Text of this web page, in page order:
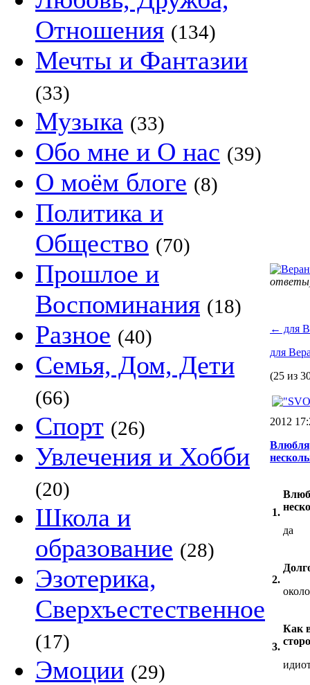
Отношения (134)
Мечты и Фантазии
(33)
Музыка (33)
Обо мне и О нас (39)
О моём блоге (8)
Политика и
Общество (70)
Прошлое и
Воспоминания (18)
Разное (40)
Семья, Дом, Дети
(66)
Спорт (26)
Увлечения и Хобби
(20)
Школа и
образование (28)
Эзотерика,
Сверхъестественное
(17)
Эмоции (29)
← для
для
(25 из
2012
1.
да
2.
3.
Как